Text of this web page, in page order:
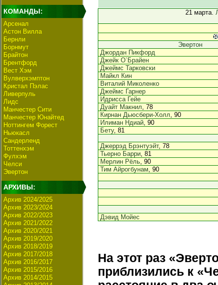
КОМАНДЫ:
Арсенал
Астон Вилла
Бернли
Борнмут
Брайтон
Брентфорд
Вест Хэм
Вулверхэмптон
Кристал Пэлас
Ливерпуль
Лидс
Манчестер Сити
Манчестер Юнайтед
Ноттингем Форест
Ньюкасл
Сандерленд
Тоттенхэм
Фулхэм
Челси
Эвертон
АРХИВЫ:
Архив 2024/2025
Архив 2023/2024
Архив 2022/2023
Архив 2021/2022
Архив 2020/2021
Архив 2019/2020
Архив 2018/2019
Архив 2017/2018
Архив 2016/2017
Архив 2015/2016
Архив 2014/2015
21 марта.
Эвертон
Джордан Пикфорд
Джейк О`Брайен
Джеймс Тарковски
Майкл Кин
Виталий Миколенко
Джеймс Гарнер
Идрисса Гейе
Дуайт Макнил, 78
Кирнан Дьюсбери-Холл, 90
Илиман Ндиай, 90
Бету, 81
Джеррэд Брэнтуэйт, 78
Тьерно Барри, 81
Мерлин Рёль, 90
Тим Айрогбунам, 90
Дэвид Мойес
На этот раз
приблизились к